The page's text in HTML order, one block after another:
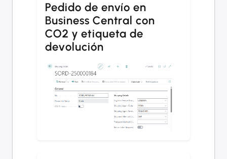
Pedido de envío en
Business Central con
CO2 y etiqueta de
devolución